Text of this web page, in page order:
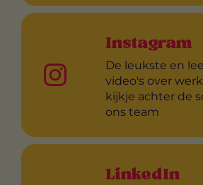
Instagram
De leukste en
video's over
kijkje achter de
ons team
LinkedIn